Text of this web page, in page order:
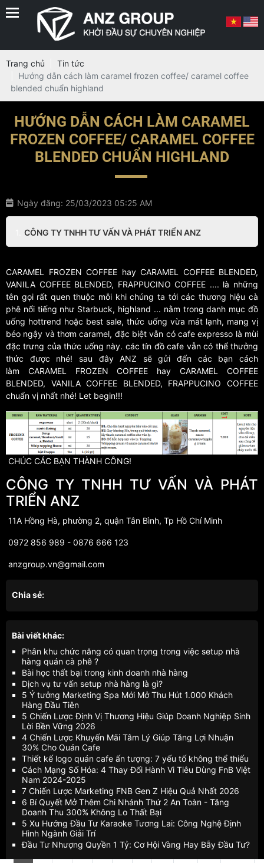
Trang chủ
Tin tức
Hướng dẫn cách làm caramel frozen coffee/ caramel coffee
blended chuẩn highland
HƯỚNG DẪN CÁCH LÀM CARAMEL
FROZEN COFFEE/ CARAMEL COFFEE
BLENDED CHUẨN HIGHLAND
Ngày đăng: 25/03/2023 05:25 AM
CÔNG TY TNHH TƯ VẤN VÀ PHÁT TRIỂN ANZ
CARAMEL FROZEN COFFEE hay CARAMEL COFFEE BLENDED,
VANILA COFFEE BLENDED, FRAPPUCINO COFFEE .... là những
tên gọi rất quen thuộc mỗi khi chúng ta tới các thương hiệu cà
phê nổi tiếng như Starbuck, highland ... nằm trong danh mục đồ
uống hottrend hoặc best sale, thức uống vừa mát lạnh, mang vị
béo ngậy và thơm caramel, đặc biệt vẫn có cafe expresso là mùi
đặc trưng của thức uống này. các tín đồ cafe vẫn có thể thưởng
thức được nhé! sau đây ANZ sẽ gửi đến các bạn cách
làm CARAMEL FROZEN COFFEE hay CARAMEL COFFEE
BLENDED, VANILA COFFEE BLENDED, FRAPPUCINO COFFEE
chuẩn vị nhất nhé! Let begin!!!
CHÚC CÁC BẠN THÀNH CÔNG!
CÔNG TY TNHH TƯ VẤN VÀ PHÁT
TRIỂN ANZ
11A Hồng Hà, phường 2, quận Tân Bình, Tp Hồ Chí Minh
0972 856 989 - 0876 666 123
anzgroup.vn@gmail.com
Chia sẻ:
Bài viết khác:
Phân khu chức năng có quan trọng trong việc setup nhà
hàng quán cà phê ?
Bài học thất bại trong kinh doanh nhà hàng
Dịch vụ tư vấn setup nhà hàng là gì?
5 Ý tưởng Marketing Spa Mới Mở Thu Hút 1.000 Khách
Hàng Đầu Tiên
5 Chiến Lược Định Vị Thương Hiệu Giúp Doanh Nghiệp Sinh
Lời Bền Vững 2026
4 Chiến Lược Khuyến Mãi Tâm Lý Giúp Tăng Lợi Nhuận
30% Cho Quán Cafe
Thiết kế logo quán cafe ấn tượng: 7 yếu tố không thể thiếu
Cách Mạng Số Hóa: 4 Thay Đổi Hành Vi Tiêu Dùng FnB Việt
Nam 2024-2025
7 Chiến Lược Marketing FNB Gen Z Hiệu Quả Nhất 2026
6 Bí Quyết Mở Thêm Chi Nhánh Thứ 2 An Toàn - Tăng
Doanh Thu 300% Không Lo Thất Bại
5 Xu Hướng Đầu Tư Karaoke Tương Lai: Công Nghệ Định
Hình Ngành Giải Trí
Đầu Tư Nhượng Quyền 1 Tỷ: Cơ Hội Vàng Hay Bẫy Đầu Tư?